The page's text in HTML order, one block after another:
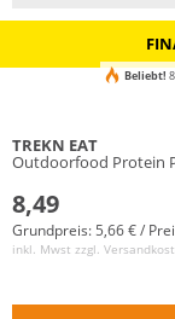
Beliebt!
TREKN EAT
Outdoorfood Protein
8,49
Grundpreis: 5,66 € /
inkl. Mwst zzgl.